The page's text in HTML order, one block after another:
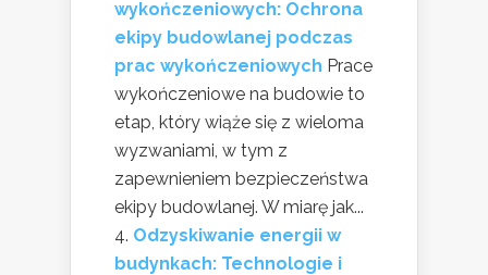
wykończeniowych: Ochrona
ekipy budowlanej podczas
prac wykończeniowych Prace
wykończeniowe na budowie to
etap, który wiąże się z wieloma
wyzwaniami, w tym z
zapewnieniem bezpieczeństwa
ekipy budowlanej. W miarę jak...
Odzyskiwanie energii w
budynkach: Technologie i